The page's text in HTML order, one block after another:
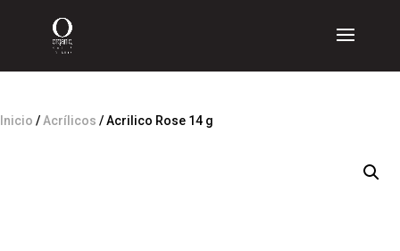
Inicio / Acrílicos / Acrilico Rose 14 g